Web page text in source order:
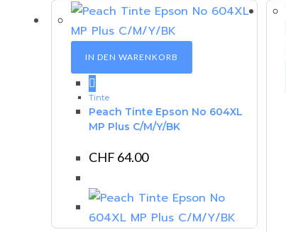
IN DEN WARENKORB
Tinte
Peach Tinte Epson No 604XL
MP Plus C/M/Y/BK
CHF 64.00